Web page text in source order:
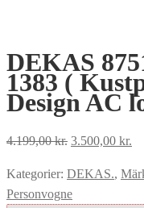
DEKAS
1383 (
Design AC
4.199,00kr. Den
pris
var:
3.500,00 kr.
Kategorier: DEKAS.,
Personvogne